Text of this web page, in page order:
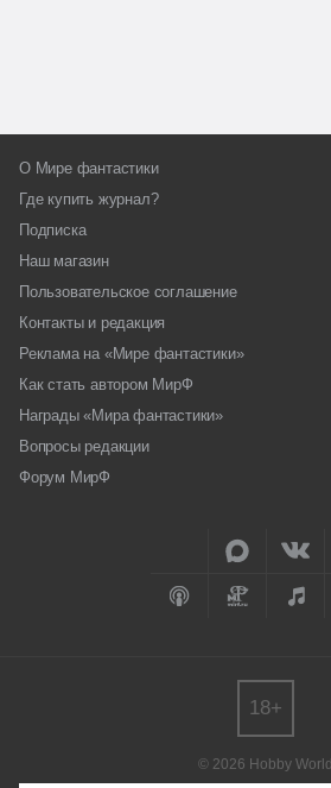
О Мире фантастики
Где купить журнал?
Подписка
Наш магазин
Пользовательское соглашение
Контакты и редакция
Реклама на «Мире фантастики»
Как стать автором МирФ
Награды «Мира фантастики»
Вопросы редакции
Форум МирФ
© 2026 Hobby World
18+